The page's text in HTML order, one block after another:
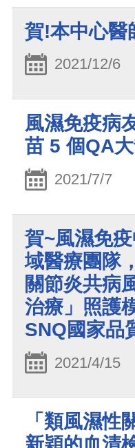
賀!本中心醫
2021/12/6
風濕免疫病
苗 5 個QA
2021/7/7
賀~風濕免
域醫療團隊
關節炎共病
治療」照護
SNQ國家品
2021/4/15
「類風濕性